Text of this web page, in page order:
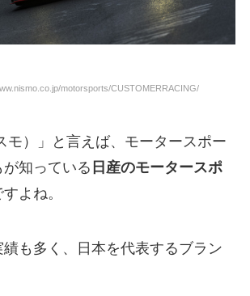
motorsports/CUSTOMERRACING/
モ）」と言えば、モータースポー
知っている 日産のモータースポ
すよね。
も多く、日本を代表するブラン